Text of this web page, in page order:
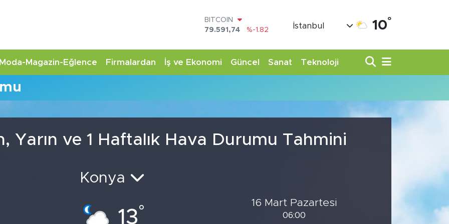
BITCOIN
79.591,74
%-1.82
45,43620
%0.02
EURO
BİST100
İstanbul 10°
Moda-Magazin-Eğlence Firmalardan İş ve Ekonomi Güncel Sanat Teknoloji
Yarın ve 1 Haftalık Hava Durumu Tahmini
Konya
13°
16 Mart Pazartesi
06:00